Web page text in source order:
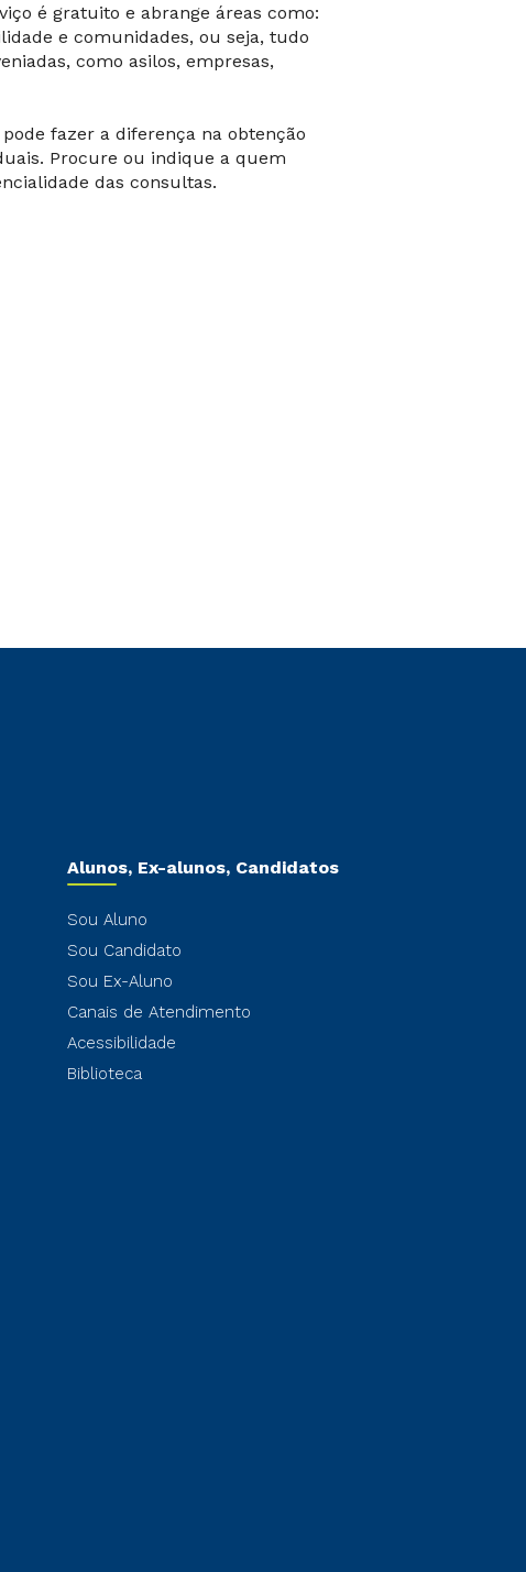
é gratuito e abrange áreas como:
e comunidades, ou seja, tudo
como asilos, empresas,
fazer a diferença na obtenção
Procure ou indique a quem
das consultas.
Alunos, Ex-alunos, Candidatos
Sou Aluno
Sou Candidato
Sou Ex-Aluno
Canais de Atendimento
Acessibilidade
Biblioteca